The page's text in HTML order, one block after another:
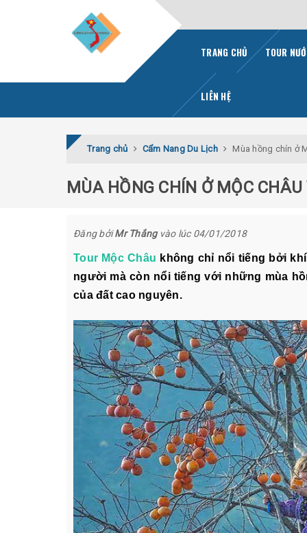
TRANG CHỦ TOUR
LIÊN HỆ
Trang chủ Cẩm Nang Du Lịch Mùa hồng chín ở
MÙA HỒNG CHÍN Ở MỘC
Đăng bởiMr Thắngvào lúc 04/01/2018
Tour Mộc Châu không chỉ nổi tiếng bởi
người mà còn nổi tiếng với những mùa
của đất cao nguyên.